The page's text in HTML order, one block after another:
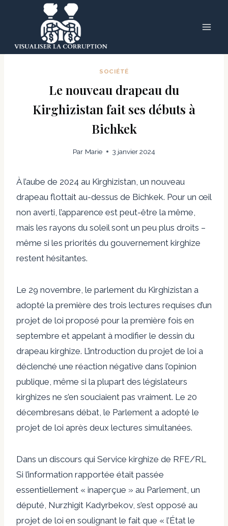
SOCIÉTÉ
Le nouveau drapeau du
Kirghizistan fait ses débuts à
Bichkek
Par Marie 3 janvier 2024
À l’aube de 2024 au Kirghizistan, un nouveau
drapeau flottait au-dessus de Bichkek. Pour un œil
non averti, l’apparence est peut-être la même,
mais les rayons du soleil sont un peu plus droits –
même si les priorités du gouvernement kirghize
restent hésitantes.
Le 29 novembre, le parlement du Kirghizistan a
adopté la première des trois lectures requises d’un
projet de loi proposé pour la première fois en
septembre et appelant à modifier le dessin du
drapeau kirghize. L’introduction du projet de loi a
déclenché une réaction négative dans l’opinion
publique, même si la plupart des législateurs
kirghizes ne s’en souciaient pas vraiment. Le 20
décembresans débat, le Parlement a adopté le
projet de loi après deux lectures simultanées.
Dans un discours qui Service kirghize de RFE/RL
Si l’information rapportée était passée
essentiellement « inaperçue » au Parlement, un
député, Nurzhigit Kadyrbekov, s’est opposé au
projet de loi en soulignant le fait que « l’État le